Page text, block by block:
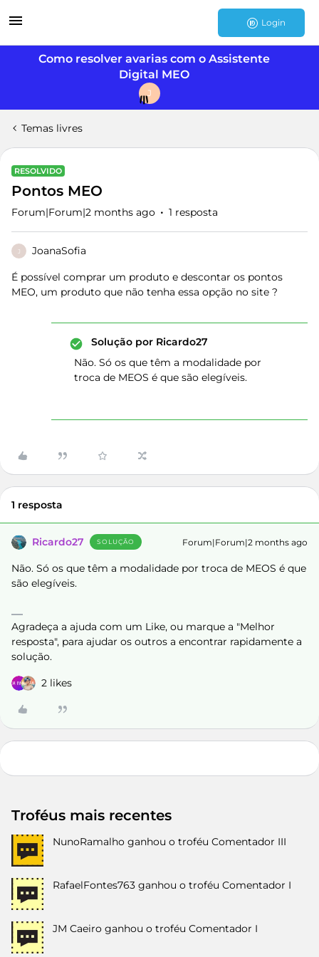
Login
Como resolver avarias com o Assistente
Digital MEO
J
Temas livres
RESOLVIDO
Pontos MEO
Forum|Forum|2 months ago 1 resposta
J JoanaSofia
É possível comprar um produto e descontar os pontos
MEO, um produto que não tenha essa opção no site ?
Solução por Ricardo27
Não. Só os que têm a modalidade por
troca de MEOS é que são elegíveis.
1 resposta
Ricardo27 SOLUÇÃO Forum|Forum|2 months ago
Não. Só os que têm a modalidade por troca de MEOS é que
são elegíveis.
Agradeça a ajuda com um Like, ou marque a "Melhor
resposta", para ajudar os outros a encontrar rapidamente a
solução.
2 likes
Troféus mais recentes
NunoRamalho ganhou o troféu Comentador III
RafaelFontes763 ganhou o troféu Comentador I
JM Caeiro ganhou o troféu Comentador I